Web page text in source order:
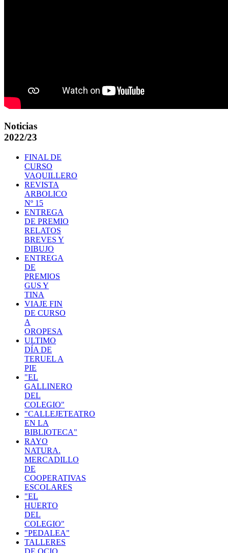
Noticias
2022/23
FINAL DE
CURSO
VAQUILLERO
REVISTA
ARBOLICO
Nº 15
ENTREGA
DE PREMIO
RELATOS
BREVES Y
DIBUJO
ENTREGA
DE
PREMIOS
GUS Y
TINA
VIAJE FIN
DE CURSO
A
OROPESA
ULTIMO
DÍA DE
TERUEL A
PIE
"EL
GALLINERO
DEL
COLEGIO"
"CALLEJETEATRO
EN LA
BIBLIOTECA"
RAYO
NATURA.
MERCADILLO
DE
COOPERATIVAS
ESCOLARES
"EL
HUERTO
DEL
COLEGIO"
"PEDALEA"
TALLERES
DE OCIO